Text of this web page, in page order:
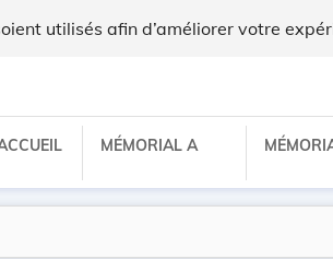
utilisés afin d’améliorer votre
MÉMORIAL A